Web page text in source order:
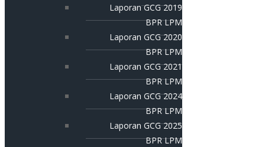
Laporan GCG 2019
BPR LPM
Laporan GCG 2020
BPR LPM
Laporan GCG 2021
BPR LPM
Laporan GCG 2024
BPR LPM
Laporan GCG 2025
BPR LPM